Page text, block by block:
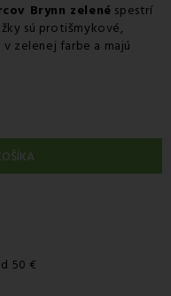
Brynn zelené spestrí
sú protišmykové,
zelenej farbe a majú
50 €